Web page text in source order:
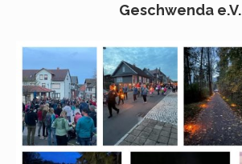
Geschwenda e.V.